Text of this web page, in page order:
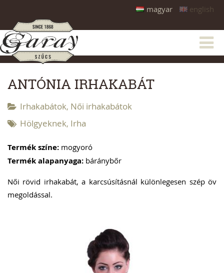
magyar english
ANTÓNIA IRHAKABÁT
Irhakabátok, Női irhakabátok
Hölgyeknek, Irha
Termék színe: mogyoró
Termék alapanyaga: báránybőr
Női rövid irhakabát, a karcsúsításnál különlegesen szép öv
megoldással.